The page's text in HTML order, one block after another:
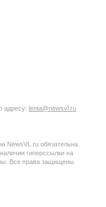
адресу: lenta@newsvl.ru
NewsVL.ru обязательна.
гиперссылки на
Все права защищены.